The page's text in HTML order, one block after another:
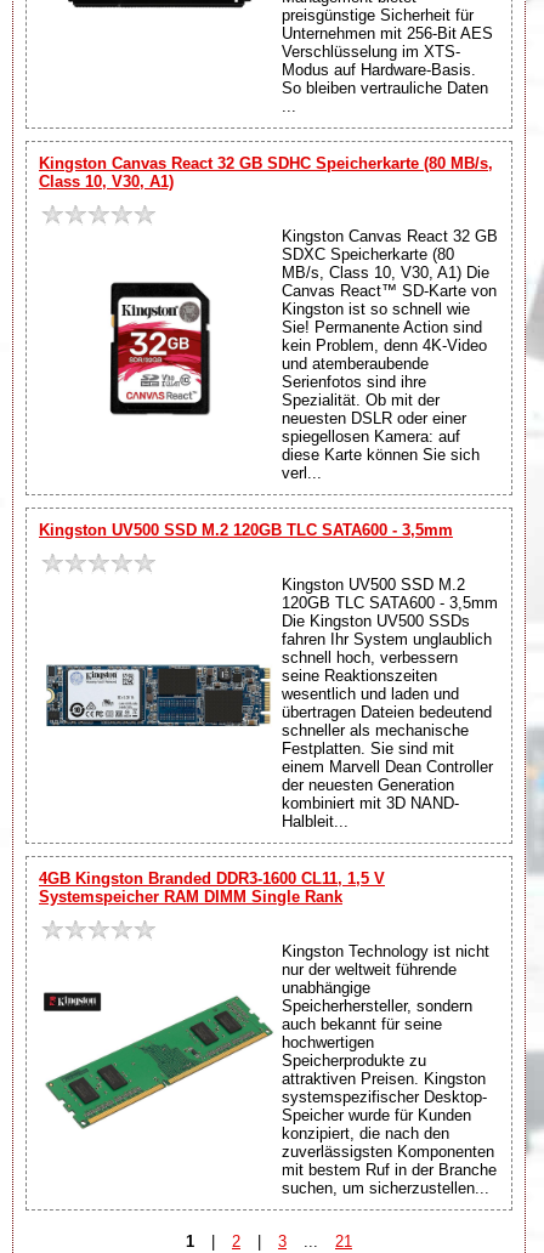
preisgünstige Sicherheit für
Unternehmen mit 256-Bit AES
Verschlüsselung im XTS-
Modus auf Hardware-Basis.
So bleiben vertrauliche Daten
Kingston Canvas React 32 GB SDHC Speicherkarte (80 MB/s,
Class 10, V30, A1)
Kingston Canvas React 32 GB
SDXC Speicherkarte (80
MB/s, Class 10, V30, A1) Die
Canvas React™ SD-Karte von
Kingston ist so schnell wie
Sie! Permanente Action sind
kein Problem, denn 4K-Video
und atemberaubende
Serienfotos sind ihre
Spezialität. Ob mit der
neuesten DSLR oder einer
spiegellosen Kamera: auf
diese Karte können Sie sich
verl...
Kingston UV500 SSD M.2 120GB TLC SATA600 - 3,5mm
Kingston UV500 SSD M.2
120GB TLC SATA600 - 3,5mm
Die Kingston UV500 SSDs
fahren Ihr System unglaublich
schnell hoch, verbessern
seine Reaktionszeiten
wesentlich und laden und
übertragen Dateien bedeutend
schneller als mechanische
Festplatten. Sie sind mit
einem Marvell Dean Controller
der neuesten Generation
kombiniert mit 3D NAND-
Halbleit...
4GB Kingston Branded DDR3-1600 CL11, 1,5 V
Systemspeicher RAM DIMM Single Rank
Kingston Technology ist nicht
nur der weltweit führende
unabhängige
Speicherhersteller, sondern
auch bekannt für seine
hochwertigen
Speicherprodukte zu
attraktiven Preisen. Kingston
systemspezifischer Desktop-
Speicher wurde für Kunden
konzipiert, die nach den
zuverlässigsten Komponenten
mit bestem Ruf in der Branche
suchen, um sicherzustellen...
1 | 2 | 3
21